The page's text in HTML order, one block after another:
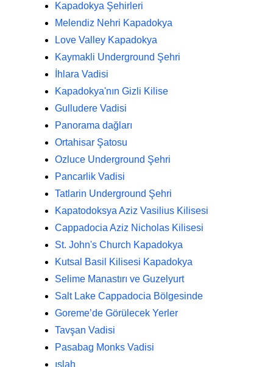
Kapadokya Şehirleri
Melendiz Nehri Kapadokya
Love Valley Kapadokya
Kaymakli Underground Şehri
İhlara Vadisi
Kapadokya'nın Gizli Kilise
Gulludere Vadisi
Panorama dağları
Ortahisar Şatosu
Ozluce Underground Şehri
Pancarlik Vadisi
Tatlarin Underground Şehri
Kapatodoksya Aziz Vasilius Kilisesi
Cappadocia Aziz Nicholas Kilisesi
St. John's Church Kapadokya
Kutsal Basil Kilisesi Kapadokya
Selime Manastırı ve Guzelyurt
Salt Lake Cappadocia Bölgesinde
Goreme’de Görülecek Yerler
Tavşan Vadisi
Pasabag Monks Vadisi
ıslah